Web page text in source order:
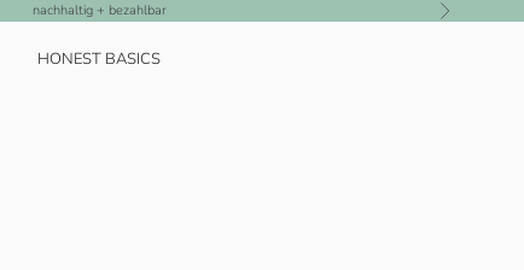
nachhaltig + bezahlbar Vor
HONEST BASICS